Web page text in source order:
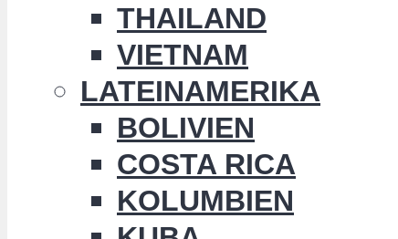
THAILAND
VIETNAM
LATEINAMERIKA
BOLIVIEN
COSTA RICA
KOLUMBIEN